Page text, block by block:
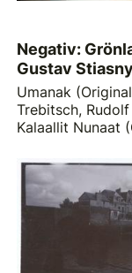
Negativ:
Gustav
Umanak
Trebitsch,
Kalaallit Nunaat